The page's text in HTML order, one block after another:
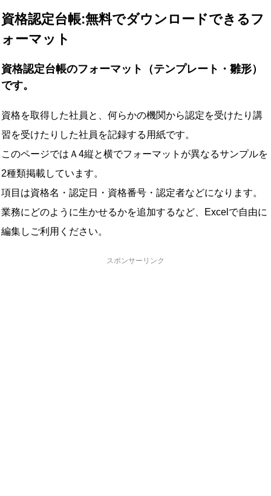
資格認定台帳:無料でダウンロードできるフ
ォーマット
資格認定台帳のフォーマット（テンプレート・雛形）
です。
資格を取得した社員と、何らかの機関から認定を受けたり講
習を受けたりした社員を記録する用紙です。
このページではＡ4縦と横でフォーマットが異なるサンプルを
2種類掲載しています。
項目は資格名・認定日・資格番号・認定者などになります。
業務にどのように生かせるかを追加するなど、Excelで自由に
編集しご利用ください。
スポンサーリンク